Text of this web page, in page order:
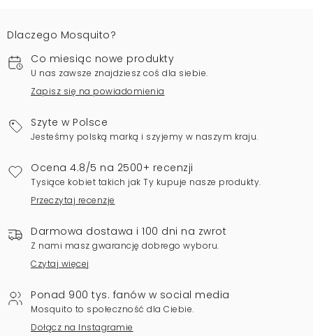
Dlaczego Mosquito?
Co miesiąc nowe produkty
U nas zawsze znajdziesz coś dla siebie.
Zapisz się na powiadomienia
Szyte w Polsce
Jesteśmy polską marką i szyjemy w naszym kraju.
Ocena 4.8/5 na 2500+ recenzji
Tysiące kobiet takich jak Ty kupuje nasze produkty.
Przeczytaj recenzje
Darmowa dostawa i 100 dni na zwrot
Z nami masz gwarancję dobrego wyboru.
Czytaj więcej
Ponad 900 tys. fanów w social media
Mosquito to społeczność dla Ciebie.
Dołącz na Instagramie